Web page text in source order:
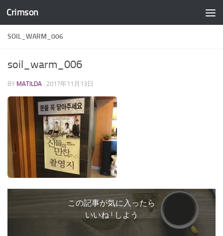
コンテンツへスキップ
Crimson
SOIL_WARM_006
soil_warm_006
BY MATILDA · 2017年11月13日
この記事が気に入ったら
いいね ! しよう